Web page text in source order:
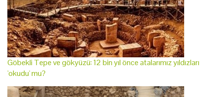
Göbekli Tepe ve gökyüzü: 12 bin yıl önce atalarımız yıldızları
'okudu' mu?